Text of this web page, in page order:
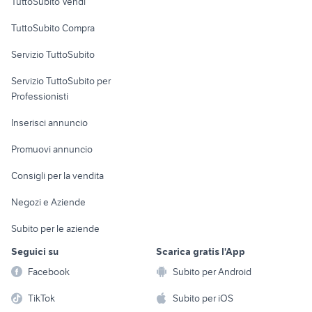
Informatica
Console e
Fotografia
Telefonia
Biciclette
TuttoSubito Compra
Servizio TuttoSubito
Servizio TuttoSubito per
Professionisti
Inserisci annuncio
Promuovi annuncio
Consigli per la vendita
Negozi e Aziende
Subito per le aziende
Seguici su
Facebook
TikTok
Scarica gratis l'App
Subito per Android
Subito per iOS